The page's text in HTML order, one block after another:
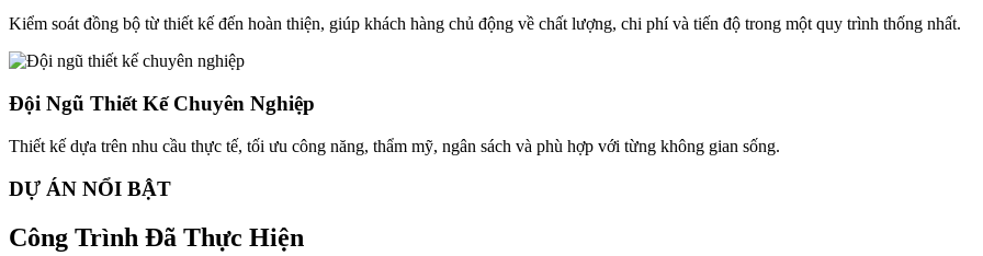
Kiểm soát đồng bộ từ thiết kế đến hoàn thiện, giúp khách hàng chủ động về chất lượng, chi phí và tiến độ trong một quy trình thống nhất.
Đội Ngũ Thiết Kế Chuyên Nghiệp
Thiết kế dựa trên nhu cầu thực tế, tối ưu công năng, thẩm mỹ, ngân sách và phù hợp với từng không gian sống.
DỰ ÁN NỔI BẬT
Công Trình Đã Thực Hiện